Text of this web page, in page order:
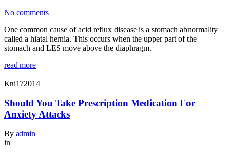
No comments
One common cause of acid reflux disease is a stomach abnormality
called a hiatal hernia. This occurs when the upper part of the
stomach and LES move above the diaphragm.
read more
Кві172014
Should You Take Prescription Medication For
Anxiety Attacks
By admin
in